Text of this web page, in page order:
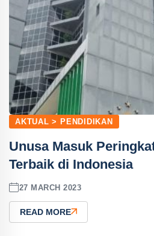
AKTUAL > PENDIDIKAN
Unusa Masuk
Terbaik di Indonesia
27 MARCH 2023
READ MORE